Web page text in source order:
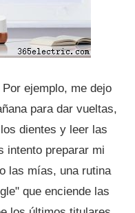
ejemplo, me dejo
para dar vueltas,
dientes y leer las
intento preparar mi
las mías, una rutina
que enciende las